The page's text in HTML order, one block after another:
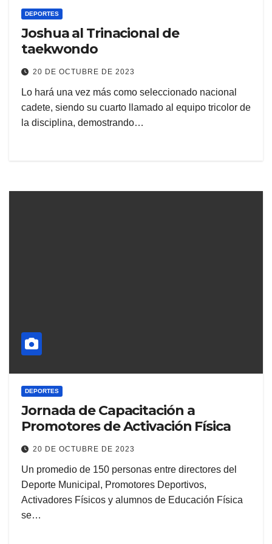
DEPORTES
Joshua al Trinacional de
taekwondo
20 DE OCTUBRE DE 2023
Lo hará una vez más como seleccionado nacional
cadete, siendo su cuarto llamado al equipo tricolor de
la disciplina, demostrando…
DEPORTES
Jornada de Capacitación a
Promotores de Activación Física
20 DE OCTUBRE DE 2023
Un promedio de 150 personas entre directores del
Deporte Municipal, Promotores Deportivos,
Activadores Físicos y alumnos de Educación Física
se…